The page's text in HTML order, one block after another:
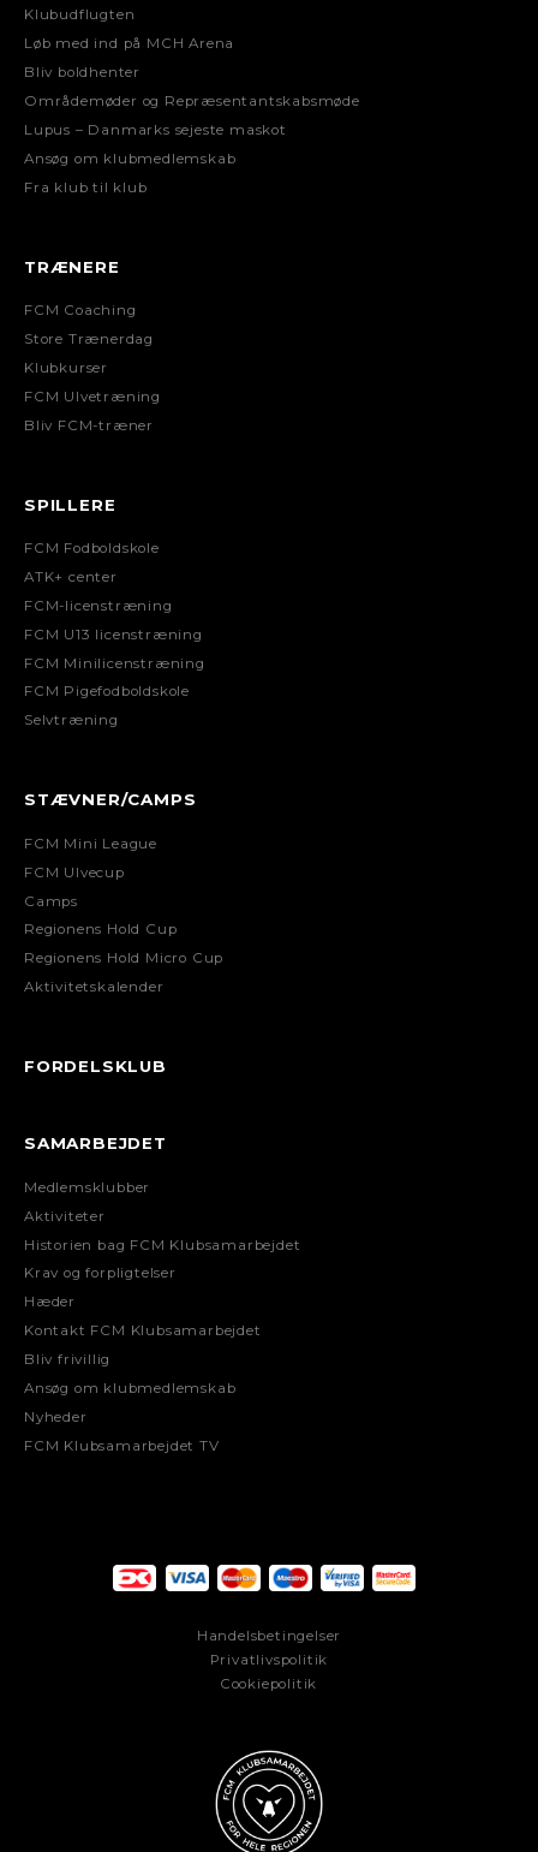
Klubudflugten
Løb med ind på MCH Arena
Bliv boldhenter
Områdemøder og Repræsentantskabsmøde
Lupus – Danmarks sejeste maskot
Ansøg om klubmedlemskab
Fra klub til klub
TRÆNERE
FCM Coaching
Store Trænerdag
Klubkurser
FCM Ulvetræning
Bliv FCM-træner
SPILLERE
FCM Fodboldskole
ATK+ center
FCM-licenstræning
FCM U13 licenstræning
FCM Minilicenstræning
FCM Pigefodboldskole
Selvtræning
STÆVNER/CAMPS
FCM Mini League
FCM Ulvecup
Camps
Regionens Hold Cup
Regionens Hold Micro Cup
Aktivitetskalender
FORDELSKLUB
SAMARBEJDET
Medlemsklubber
Aktiviteter
Historien bag FCM Klubsamarbejdet
Krav og forpligtelser
Hæder
Kontakt FCM Klubsamarbejdet
Bliv frivillig
Ansøg om klubmedlemskab
Nyheder
FCM Klubsamarbejdet TV
Handelsbetingelser
Privatlivspolitik
Cookiepolitik